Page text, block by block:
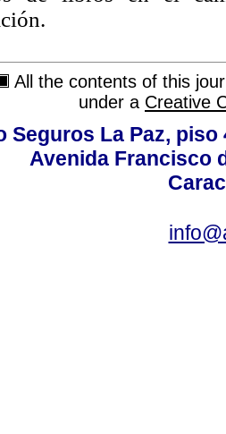
All the contents of this
under a Creative
Seguros La Paz,
Avenida Francisco